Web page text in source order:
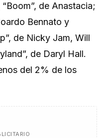
de Anastacia;
Bennato y
de Nicky Jam, Will
de Daryl Hall.
del 2% de los